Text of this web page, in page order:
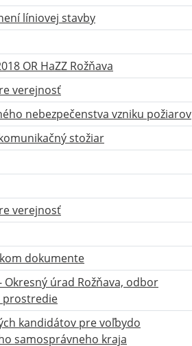
líniovej stavby
OR HaZZ Rožňava
verejnosť
nebezpečenstva vzniku požiarov
stožiar
verejnosť
dokumente
úrad Rožňava, odbor
prostredie
kandidátov pre voľbydo
samosprávneho kraja